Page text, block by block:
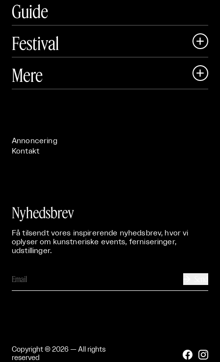
Guide
Festival

 Art Matter Festival
Mere 
Annoncering
Kontakt
Nyhedsbrev
Få tilsendt vores inspirerende nyhedsbrev, hvor vi
oplyser om kunstneriske events, ferniseringer,
udstillinger.
Copyright © 2026 — All rights
reserved
 